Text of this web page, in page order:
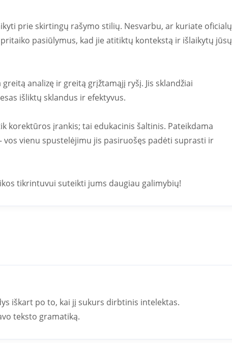
prie skirtingų rašymo stilių. Nesvarbu, ar kuriate oficialų
pasiūlymus, kad jie atitiktų kontekstą ir išlaikytų jūsų
analizę ir greitą grįžtamąjį ryšį. Jis sklandžiai
išliktų sklandus ir efektyvus.
korektūros įrankis; tai edukacinis šaltinis. Pateikdama
vienu spustelėjimu jis pasiruošęs padėti suprasti ir
tikrintuvui suteikti jums daugiau galimybių!
iškart po to, kai jį sukurs dirbtinis intelektas.
teksto gramatiką.